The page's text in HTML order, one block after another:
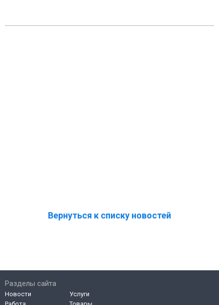
Вернуться к списку новостей
Разделы сайта
Новости
Услуги